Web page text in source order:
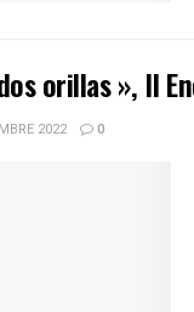
orillas », II
2022 0